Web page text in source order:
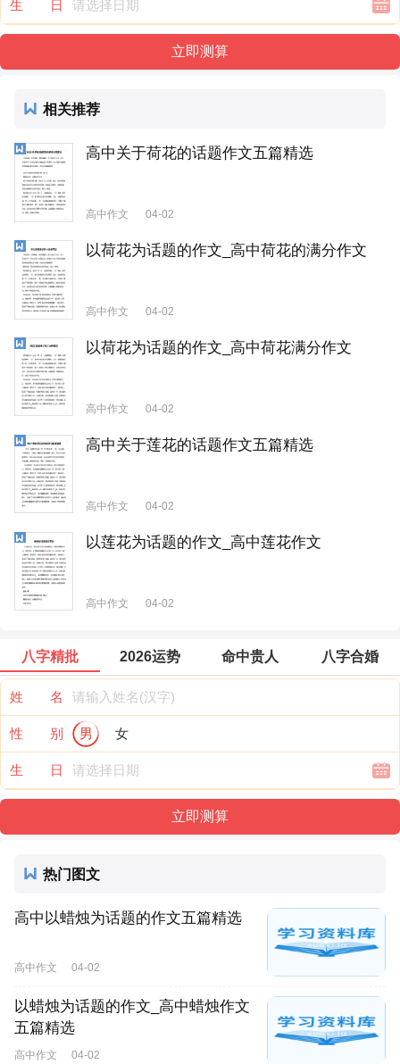
生 日
相关推荐
高中关于荷花的话题作文五篇精选
高中作文 04-02
以荷花为话题的作文_高中荷花的满分作文
高中作文 04-02
以荷花为话题的作文_高中荷花满分作文
高中作文 04-02
高中关于莲花的话题作文五篇精选
高中作文 04-02
以莲花为话题的作文_高中莲花作文
高中作文 04-02
八字精批 2026运势 命中贵人 八字合婚
姓 名
性 别 男 女
生 日
热门图文
高中以蜡烛为话题的作文五篇精选
高中作文 04-02
以蜡烛为话题的作文_高中蜡烛作文
五篇精选
高中作文 04-02